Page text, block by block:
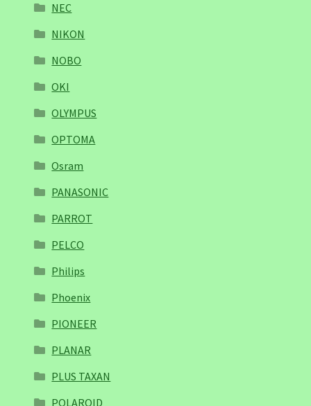
NEC
NIKON
NOBO
OKI
OLYMPUS
OPTOMA
Osram
PANASONIC
PARROT
PELCO
Philips
Phoenix
PIONEER
PLANAR
PLUS TAXAN
POLAROID